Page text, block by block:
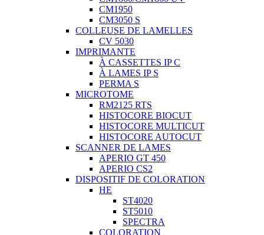
CM1950
CM3050 S
COLLEUSE DE LAMELLES
CV 5030
IMPRIMANTE
À CASSETTES IP C
À LAMES IP S
PERMA S
MICROTOME
RM2125 RTS
HISTOCORE BIOCUT
HISTOCORE MULTICUT
HISTOCORE AUTOCUT
SCANNER DE LAMES
APERIO GT 450
APERIO CS2
DISPOSITIF DE COLORATION
HE
ST4020
ST5010
SPECTRA
COLORATION